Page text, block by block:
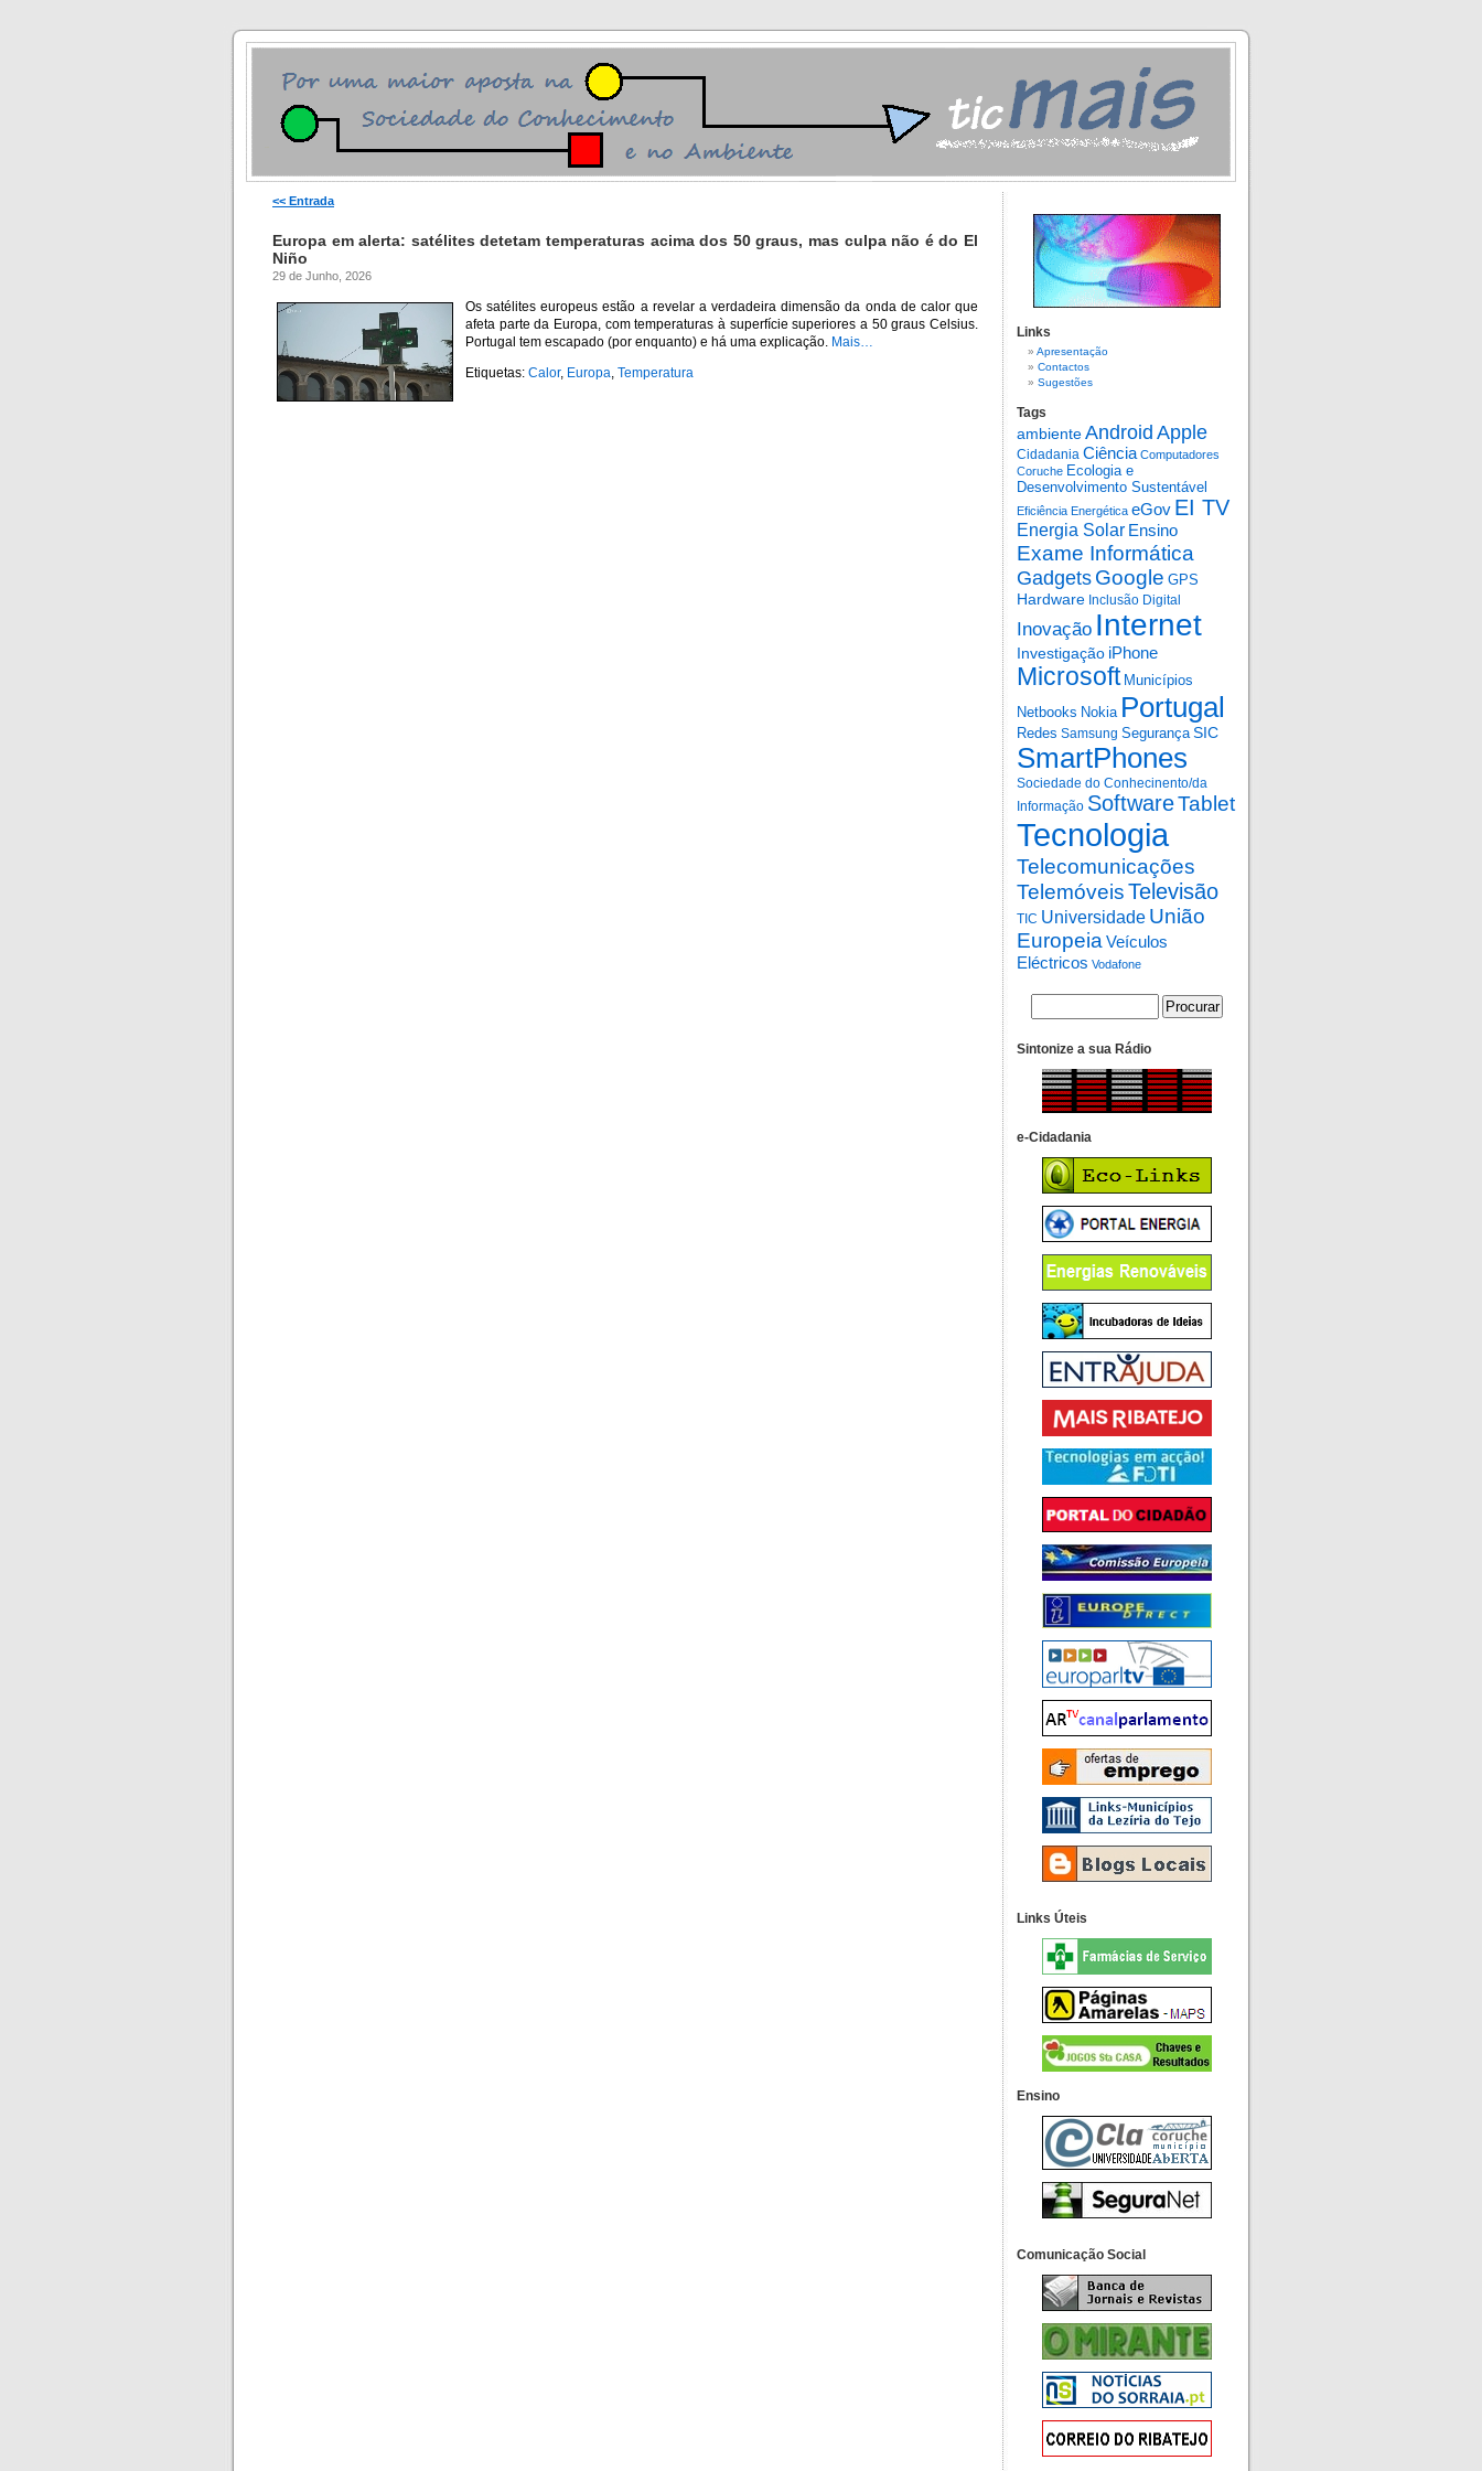
<< Entrada
Europa em alerta: satélites detetam temperaturas acima dos 50 graus, mas culpa não é do El
Niño
29 de Junho, 2026
Os satélites europeus estão a revelar a verdadeira dimensão da onda de calor que
afeta parte da Europa, com temperaturas à superfície superiores a 50 graus Celsius.
Portugal tem escapado (por enquanto) e há uma explicação. Mais…
Etiquetas: Calor, Europa, Temperatura
Links
Apresentação
Contactos
Sugestões
Tags
ambienteAndroid Apple
Cidadania Ciência Computadores
Coruche Ecologia e
Desenvolvimento Sustentável
Eficiência Energética eGov EI TV
Energia Solar Ensino
Exame Informática
Gadgets Google GPS
Hardware Inclusão Digital
Inovação Internet
Investigação iPhone
Microsoft Municípios
Netbooks Nokia Portugal
Redes Samsung Segurança SIC
SmartPhones
Sociedade do Conhecinento/da
Informação SoftwareTablet
Tecnologia
Telecomunicações
TelemóveisTelevisão
TIC Universidade União
Europeia Veículos
Eléctricos Vodafone
Sintonize a sua Rádio
e-Cidadania
Links Úteis
Ensino
Comunicação Social